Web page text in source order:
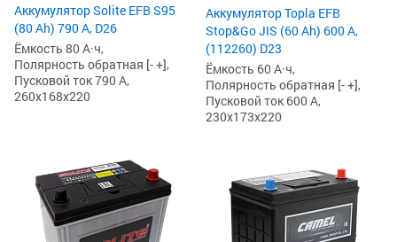
Аккумулятор Solite EFB S95
(80 Ah) 790 А, D26
Ёмкость 80 А·ч,
Полярность обратная [- +],
Пусковой ток 790 А,
260x168x220
Аккумулятор Topla EFB
Stop&Go JIS (60 Ah) 600 А,
(112260) D23
Ёмкость 60 А·ч,
Полярность обратная [- +],
Пусковой ток 600 А,
230x173x220